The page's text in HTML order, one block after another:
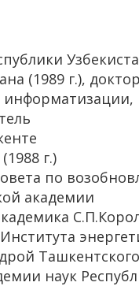
(1989 г.),
г.)
по
академии
Ташкентского
наук